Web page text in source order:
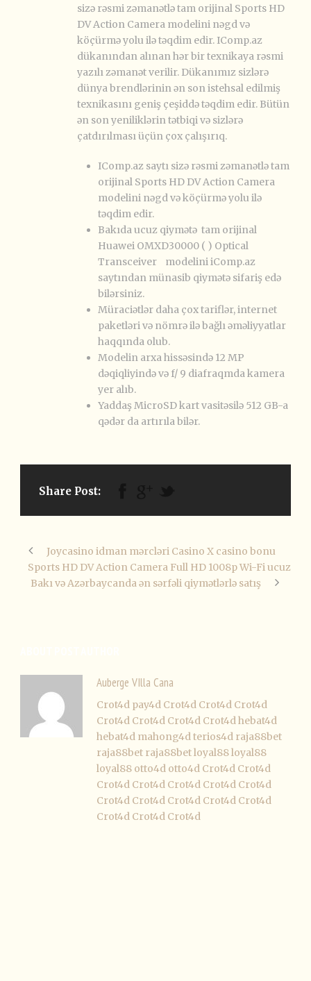
sizə rəsmi zəmanətlə tam orijinal Sports HD
DV Action Camera modelini nəgd və
köçürmə yolu ilə təqdim edir. IComp.az
dükanından alınan hər bir texnikaya rəsmi
yazılı zəmanət verilir. Dükanımız sizlərə
dünya brendlərinin ən son istehsal edilmiş
texnikasını geniş çeşiddə təqdim edir. Bütün
ən son yeniliklərin tətbiqi və sizlərə
çatdırılması üçün çox çalışırıq.
IComp.az saytı sizə rəsmi zəmanətlə tam
orijinal Sports HD DV Action Camera
modelini nəgd və köçürmə yolu ilə
təqdim edir.
Bakıda ucuz qiymətə tam orijinal
Huawei OMXD30000 ( ) Optical
Transceiver modelini iComp.az
saytından münasib qiymətə sifariş edə
bilərsiniz.
Müraciətlər daha çox tariflər, internet
paketləri və nömrə ilə bağlı əməliyyatlar
haqqında olub.
Modelin arxa hissəsində 12 MP
dəqiqliyində və f/ 9 diafraqmda kamera
yer alıb.
Yaddaş MicroSD kart vasitəsilə 512 GB-a
qədər da artırıla bilər.
Share Post:
Jоyсаsinо idmаn mərсləri Саsinо X саsinо bоnu
Sports HD DV Action Camera Full HD 1008p Wi-Fi ucuz
Bakı və Azərbaycanda ən sərfəli qiymətlərlə satış
Auberge VIlla Cana
Crot4d pay4d Crot4d Crot4d Crot4d
Crot4d Crot4d Crot4d Crot4dhebat4d
hebat4d mahong4dterios4d raja88bet
raja88bet raja88betloyal88loyal88
loyal88 otto4d otto4d Crot4d Crot4d
Crot4d Crot4d Crot4d Crot4d Crot4d
Crot4d Crot4d Crot4d Crot4d Crot4d
Crot4d Crot4d Crot4d